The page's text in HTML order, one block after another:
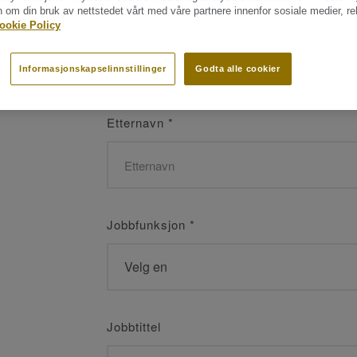
Etternavn *
Jobbfunksjon *
Jobbtittel
om din bruk av nettstedet vårt med våre partnere innenfor sosiale medier,
Policy
Godta alle cookier
Informasjonskapselinnstillinger